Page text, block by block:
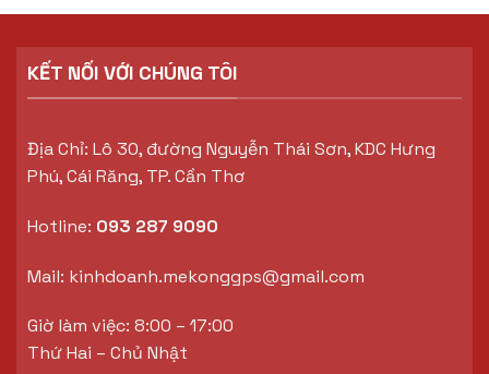
KẾT NỐI VỚI CHÚNG TÔI
Địa Chỉ: Lô 30, đường Nguyễn Thái Sơn, KDC Hưng
Phú, Cái Răng, TP. Cần Thơ
Hotline: 093 287 9090
Mail: kinhdoanh.mekonggps@gmail.com
Giờ làm việc: 8:00 – 17:00
Thứ Hai – Chủ Nhật